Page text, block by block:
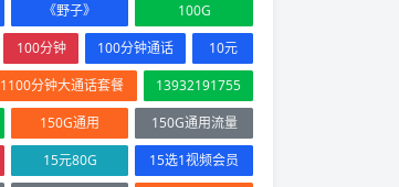
《野子》
100G
100分钟 100分钟通话
10元
1100分钟大通话套餐
13932191755
150G通用
150G通用流量
15元80G
15选1视频会员